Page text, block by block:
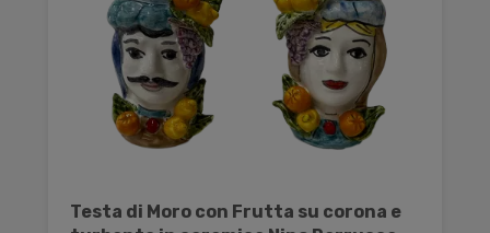
Testa di Moro con Frutta su corona e